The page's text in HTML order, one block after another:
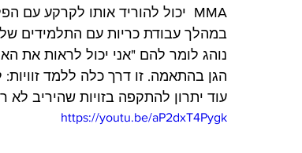
MMA  יכול להוריד אותו לקרקע עם הפלה.
במהלך עבודת כריות עם התלמידים
נוהג לומר להם "אני יכול לראות את
הגן בהתאמה. זו דרך כלה ללמד
עוד יתרון להתקפה בזויות שהיריב
https://youtu.be/aP2dxT4Pygk